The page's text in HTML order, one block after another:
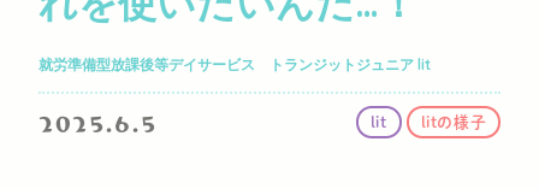
就労準備型放課後等デイサービス トランジットジュニア lit
2025.6.5 lit litの様子